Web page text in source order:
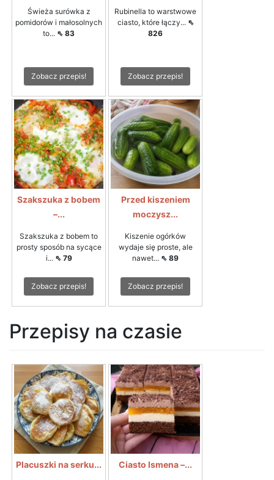
Świeża surówka z
pomidorów i małosolnych
to... ⇖ 83
Zobacz przepis!
Rubinella to warstwowe
ciasto, które łączy... ⇖
826
Zobacz przepis!
Szakszuka z bobem
–...
Szakszuka z bobem to
prosty sposób na sycące
i... ⇖ 79
Zobacz przepis!
Przed kiszeniem
moczysz...
Kiszenie ogórków
wydaje się proste, ale
nawet... ⇖ 89
Zobacz przepis!
Przepisy na czasie
Placuszki na serku... Ciasto Ismena –...